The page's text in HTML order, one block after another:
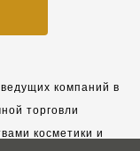
компаний в
торговли
косметики и